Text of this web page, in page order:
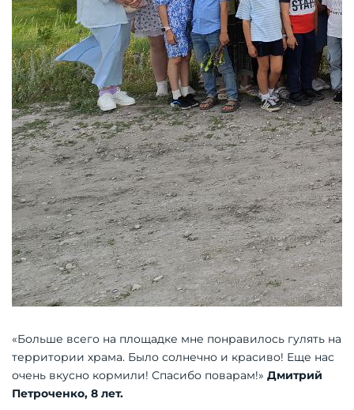
«Больше всего на площадке мне понравилось гулять на
территории храма. Было солнечно и красиво! Еще нас
очень вкусно кормили! Спасибо поварам!» Дмитрий
Петроченко, 8 лет.